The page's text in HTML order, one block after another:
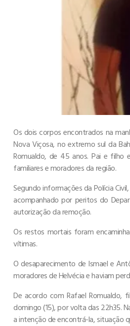
Os dois corpos encontrados na
Nova Viçosa, no extremo sul da
Romualdo, de 45 anos. Pai e filho
familiares e moradores da região.
Segundo informações da Polícia
acompanhado por peritos do
autorização da remoção.
Os restos mortais foram
vítimas.
O desaparecimento de Ismael e
moradores de Helvécia e haviam
De acordo com Rafael
domingo (15), por volta das 22h35.
a intenção de encontrá-la, situação